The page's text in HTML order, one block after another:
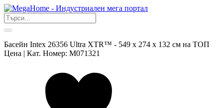
Басейн Intex 26356 Ultra XTR™ - 549 х 274 х 132 см на ТОП
Цена | Кат. Номер: M071321